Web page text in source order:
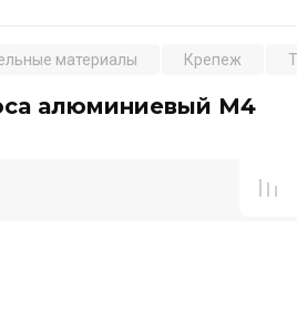
материалы Крепеж
алюминиевый М4